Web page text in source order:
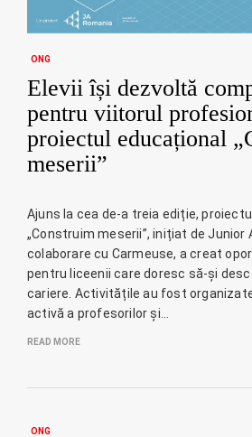
ONG
Elevii își dezvoltă
pentru viitorul
proiectul educațional
meserii”
Ajuns la cea de-a treia ediție,
„Construim meserii”, inițiat de Junior
colaborare cu Carmeuse, a creat
pentru liceenii care doresc să-și
cariere. Activitățile au fost
activă a profesorilor și…
READ MORE
ONG